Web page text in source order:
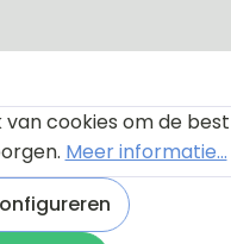
cookies om de best
Meer informatie...